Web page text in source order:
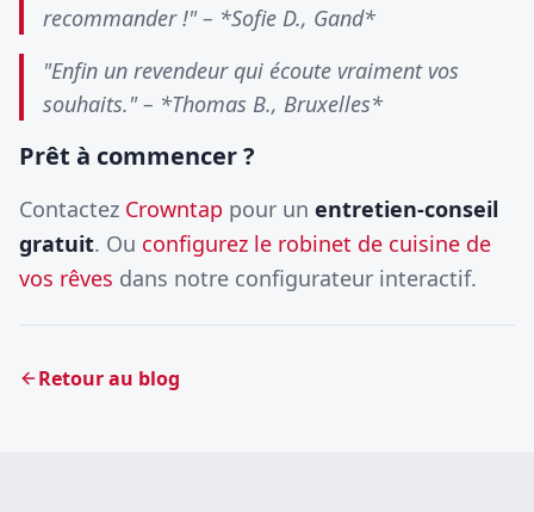
recommander !" – *Sofie D., Gand*
"Enfin un revendeur qui écoute vraiment vos
souhaits." – *Thomas B., Bruxelles*
Prêt à commencer ?
Contactez Crowntap pour un entretien-conseil
gratuit. Ou configurez le robinet de cuisine de
vos rêves dans notre configurateur interactif.
Retour au blog